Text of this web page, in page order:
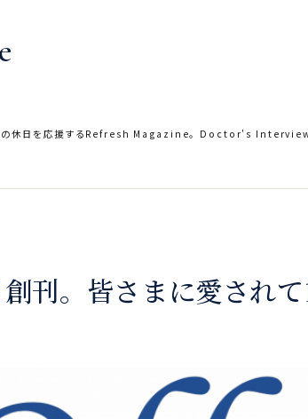
の休日を応援するRefresh Magazine。Doctor's Interviewを
刊。皆さまに愛され